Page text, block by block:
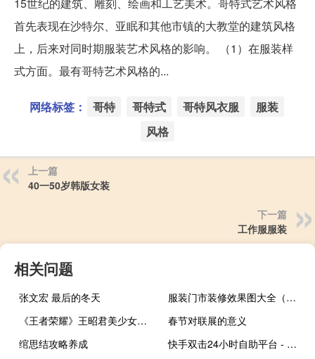
15世纪的建筑、雕刻、绘画和工艺美术。哥特式艺术风格
首先表现在沙特尔、亚眠和其他市镇的大教堂的建筑风格
上，后来对同时期服装艺术风格的影响。 （1）在服装样
式方面。最有哥特艺术风格的...
网络标签： 哥特 哥特式 哥特风衣服
服装
风格
上一篇
40一50岁韩版女装
下一篇
工作服服装
相关问题
张文宏 最后的冬天
服装门市装修效果图大全（今年最流行的服装店装修风格）
《王者荣耀》王昭君美少女战士皮肤开售：化身水手服战士 少女心拉满
春节对联展的意义
绾思结攻略养成
快手双击24小时自助平台 - 小红书在线下单平台_探索QQ空间访客